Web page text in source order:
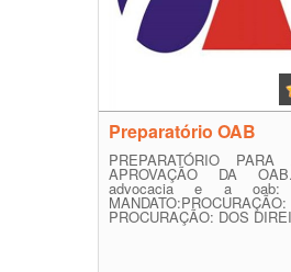
Preparatório OAB
PREPARATÓRIO
APROVAÇÃO DA
advocacia e a oab:
MANDATO:PROCURAÇÃO:
PROCURAÇÃO: DOS